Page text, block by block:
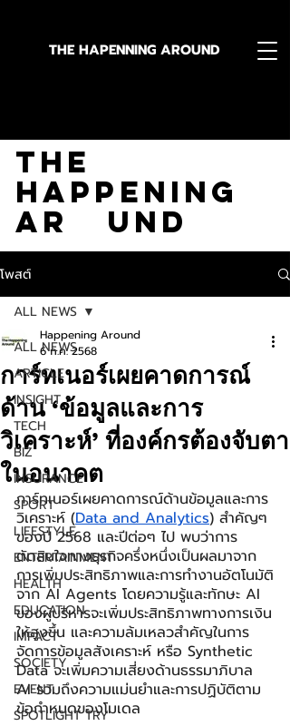
THE HAPENNING AROUND
The
Happening
Ar und
โพสต์
ALL NEWS
ARTICLE
INSIGHT
TECH
BIZ
INSURANCE
SPORT
LIFESTYLE
ENTERTAINMENT
HEALTH
EDUCATION
IMPACT
SOCIETY
EVENT
SPOTLIGHT TRY
ALL NEWS
การ์ทเนอร์เผยคาดการณ์
ด้าน ‘ข้อมูลและการ
วิเคราะห์’ ที่องค์กรต้องจับตา
ในอนาคต
Happening Around
6 ก.ค. 2568
การ์ทเนอร์เผยคาดการณ์ด้านข้อมูลและการ
วิเคราะห์ (Data and Analytics) สำคัญๆ
ของปี 2568 และปีต่อๆ ไป พบว่าการ
ตัดสินใจทางธุรกิจครึ่งหนึ่งเป็นผลมาจาก
การเพิ่มประสิทธิภาพและการทำงานอัตโนมัติ
จาก AI Agents โดยความรู้และทักษะ AI
ของผู้บริหารจะเพิ่มประสิทธิภาพทางการเงิน
ให้สูงขึ้น และความล้มเหลวสำคัญในการ
จัดการข้อมูลสังเคราะห์ หรือ Synthetic
Data จะเพิ่มความเสี่ยงด้านธรรมาภิบาล
AI รวมถึงความแม่นยำและการปฏิบัติตาม
ข้อกำหนดของโมเดล